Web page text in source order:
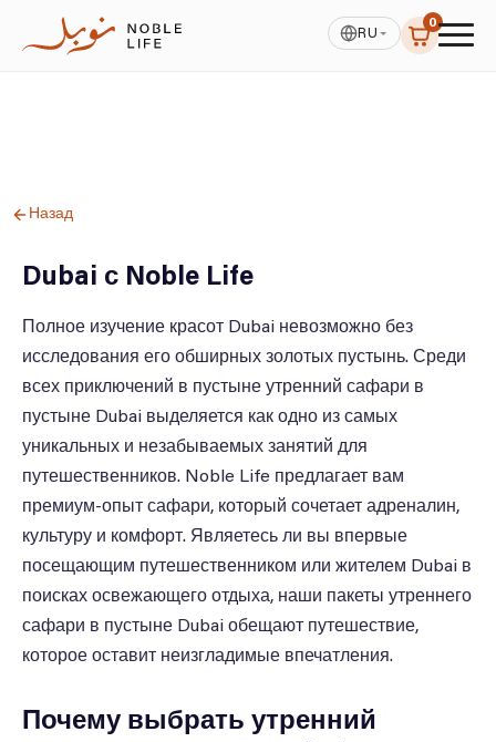
RU
0
Назад
Dubai с Noble Life
Полное изучение красот Dubai невозможно без
исследования его обширных золотых пустынь. Среди
всех приключений в пустыне утренний сафари в
пустыне Dubai выделяется как одно из самых
уникальных и незабываемых занятий для
путешественников. Noble Life предлагает вам
премиум-опыт сафари, который сочетает адреналин,
культуру и комфорт. Являетесь ли вы впервые
посещающим путешественником или жителем Dubai в
поисках освежающего отдыха, наши пакеты утреннего
сафари в пустыне Dubai обещают путешествие,
которое оставит неизгладимые впечатления.
Почему выбрать утренний